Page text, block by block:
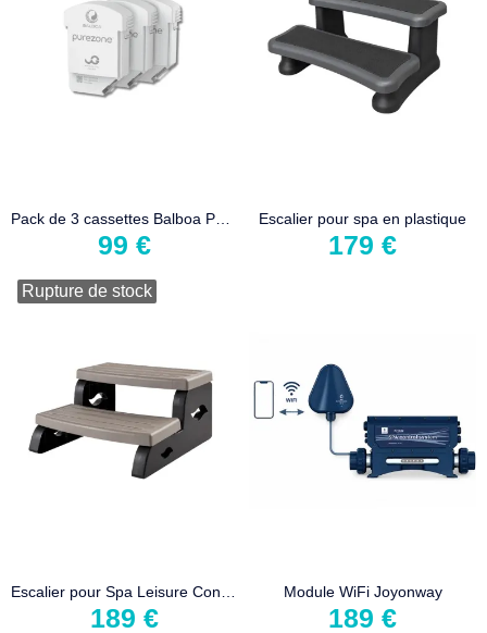
99 €
Escalier pour spa en plastique
179 €
Rupture de stock
189 €
Module WiFi Joyonway
189 €